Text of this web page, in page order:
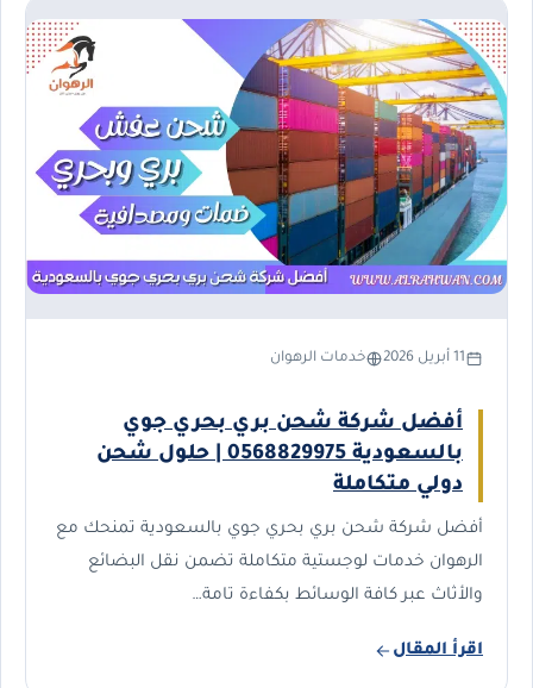
11 أبريل 2026 خدمات الرهوان
أفضل شركة شحن بري بحري جوي
بالسعودية 0568829975 | حلول شحن
دولي متكاملة
أفضل شركة شحن بري بحري جوي بالسعودية تمنحك مع
الرهوان خدمات لوجستية متكاملة تضمن نقل البضائع
والأثاث عبر كافة الوسائط بكفاءة تامة…
اقرأ المقال